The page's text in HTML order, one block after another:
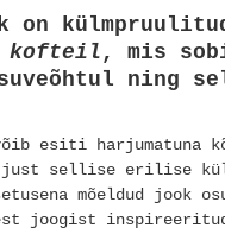
on
kofteil , mis
ning
esiti harjumatuna
sellise erilise
mõeldud
joogist inspireeritud